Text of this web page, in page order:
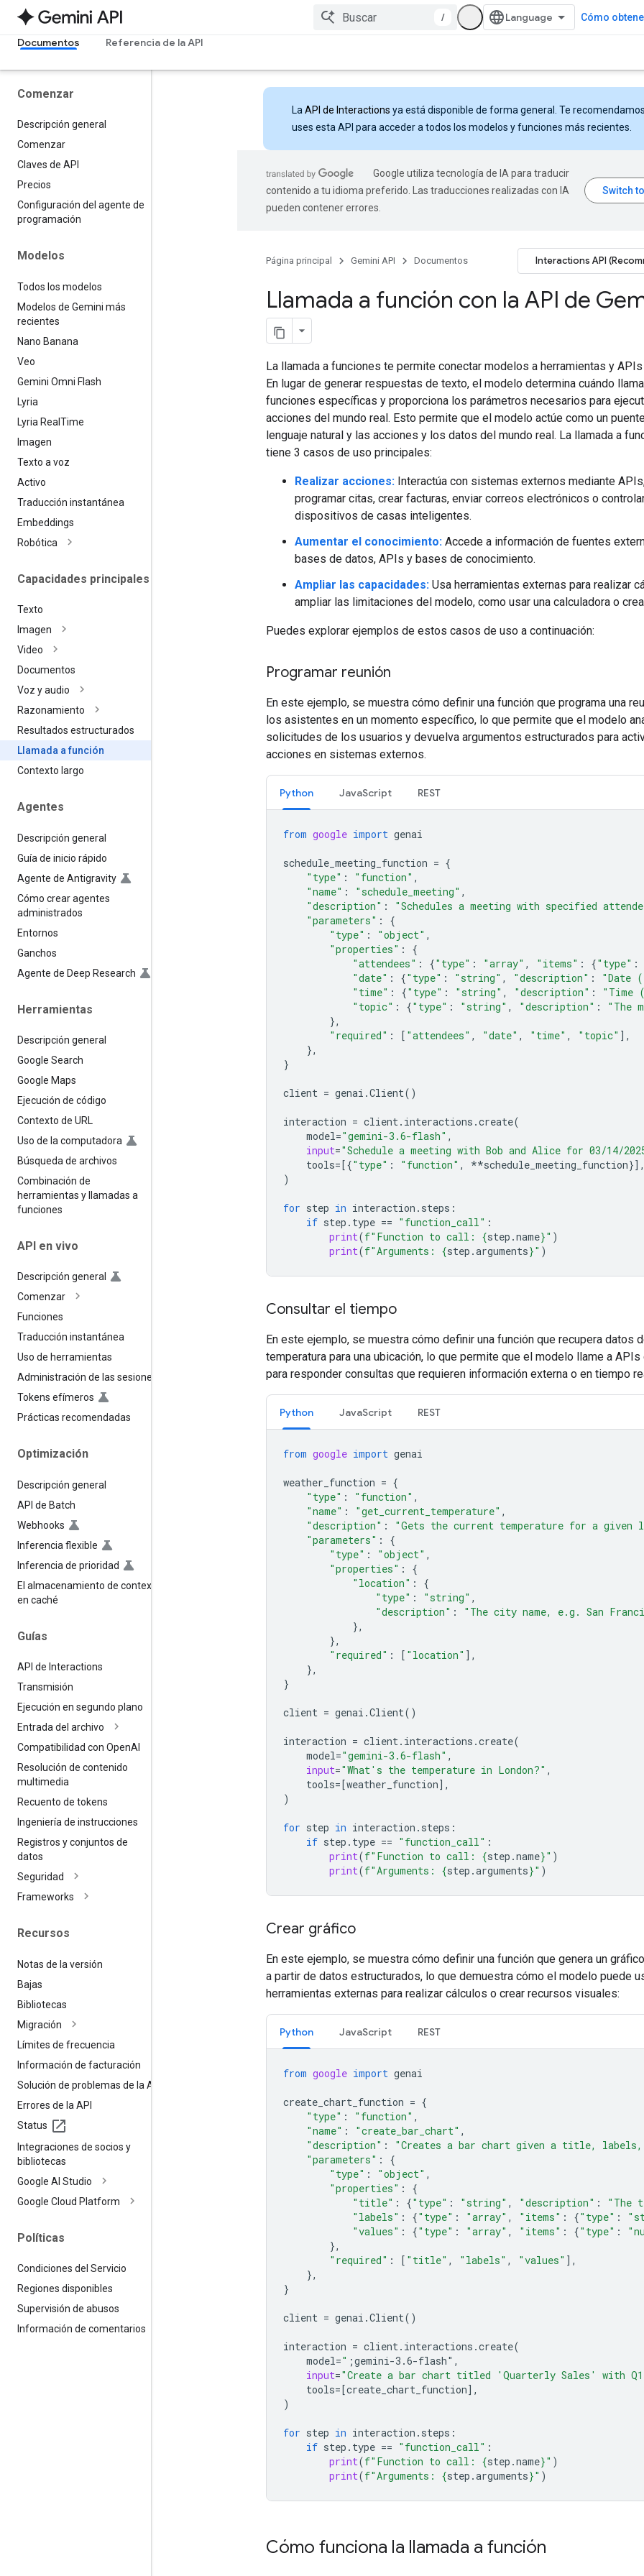
/ Cómo
Documentos Referencia de la API
Comenzar
Descripción general
Comenzar
Claves de API
Precios
Configuración del agente de
programación
Modelos
Todos los modelos
Modelos de Gemini más
recientes
Nano Banana
Veo
Gemini Omni Flash
Lyria
Lyria Real Time
Imagen
Texto a voz
Activo
Traducción instantánea
Embeddings
Robótica
Capacidades principales
Texto
Imagen
Video
Documentos
Voz y audio
Razonamiento
Resultados estructurados
Llamada a función
Contexto largo
Agentes
Descripción general
Guía de inicio rápido
Agente de Antigravity
Cómo crear agentes
administrados
Entornos
Ganchos
Agente de Deep Research
Herramientas
Descripción general
Google Search
Google Maps
Ejecución de código
Contexto de URL
Uso de la computadora
Búsqueda de archivos
Combinación de
herramientas y llamadas a
funciones
API en vivo
Descripción general
Comenzar
Funciones
Traducción instantánea
Uso de herramientas
Administración de las sesiones
Tokens efímeros
Prácticas recomendadas
Optimización
Descripción general
API de Batch
Webhooks
Inferencia flexible
Inferencia de prioridad
El almacenamiento de contexto
en caché
Guías
API de Interactions
Transmisión
Ejecución en segundo plano
Entrada del archivo
Compatibilidad con OpenAI
Resolución de contenido
multimedia
Recuento de tokens
Ingeniería de instrucciones
Registros y conjuntos de
datos
Seguridad
Frameworks
Recursos
Notas de la versión
Bajas
Bibliotecas
Migración
Límites de frecuencia
Información de facturación
Solución de problemas de la API
Errores de la API
Status
Integraciones de socios y
bibliotecas
Google AI Studio
Google Cloud Platform
Políticas
Condiciones del Servicio
Regiones disponibles
Supervisión de abusos
Información de comentarios
La API de Interactions ya está disponible de forma general. Te
uses esta API para acceder a todos los modelos y funciones más recientes.
Google utiliza tecnología de IA para traducir
contenido a tu idioma preferido. Las traducciones realizadas con IA
pueden contener errores.
Página principal Gemini API Documentos Interactions API
Llamada a función con la API de
La llamada a funciones te permite conectar modelos a herramientas y
En lugar de generar respuestas de texto, el modelo determina cuándo
funciones específicas y proporciona los parámetros necesarios para
acciones del mundo real. Esto permite que el modelo actúe como un
lenguaje natural y las acciones y los datos del mundo real. La llamada a
tiene 3 casos de uso principales:
Realizar acciones: Interactúa con sistemas externos mediante
programar citas, crear facturas, enviar correos electrónicos o
dispositivos de casas inteligentes.
Aumentar el conocimiento: Accede a información de fuentes
bases de datos, APIs y bases de conocimiento.
Ampliar las capacidades: Usa herramientas externas para realizar
ampliar las limitaciones del modelo, como usar una calculadora o
Puedes explorar ejemplos de estos casos de uso a continuación:
Programar reunión
En este ejemplo, se muestra cómo definir una función que programa una
los asistentes en un momento específico, lo que permite que el modelo
solicitudes de los usuarios y devuelva argumentos estructurados para
acciones en sistemas externos.
Python JavaScript REST
from google import genai
schedule_meeting_function = {
"type" : "function" ,
"name" : "schedule_meeting" ,
"description" : "Schedules a meeting with specified
"parameters" :
{
"type" : "object" ,
"properties" :
{
"attendees" : {"type" : "array" , "items" : {"type" :
"date" : {"type" : "string" , "description" : "Date
"time" : {"type" : "string" , "description" : "Time
"topic" : {"type" : "string" , "description" : "The
},
"required" : [ "attendees" , "date" , "time" , "topic" ],
},
}
client = genai .Client()
interaction = client. interactions .create(
model="gemini-3.6-flash" ,
input="Schedule a meeting with Bob and Alice for 03/14/
tools=[{"type" : "function" , **schedule_meeting_function}],
)
for step in interaction . steps :
if step . type == "function_call" :
print(f"Function to call: {step .name}" )
print(f"Arguments: {step .arguments}" )
Consultar el tiempo
En este ejemplo, se muestra cómo definir una función que recupera datos
temperatura para una ubicación, lo que permite que el modelo llame a APIs
para responder consultas que requieren información externa o en tiempo
Python JavaScript REST
from google import genai
weather_function = {
"type" : "function" ,
"name" : "get_current_temperature" ,
"description" : "Gets the current temperature for a given
"parameters" :
{
"type" : "object" ,
"properties" :
{
"location" :
{
"type" : "string" ,
"description" : "The city name, e.g. San
},
},
"required" : [ "location" ],
},
}
client = genai .Client()
interaction = client. interactions .create(
model="gemini-3.6-flash" ,
input="What's the temperature in London?" ,
tools=[weather_function],
)
for step in interaction . steps :
if step . type == "function_call" :
print(f"Function to call: {step .name}" )
print(f"Arguments: {step .arguments}" )
Crear gráfico
En este ejemplo, se muestra cómo definir una función que genera un
a partir de datos estructurados, lo que demuestra cómo el modelo puede
herramientas externas para realizar cálculos o crear recursos visuales:
Python JavaScript REST
from google import genai
create_chart_function = {
"type" : "function" ,
"name" : "create_bar_chart" ,
"description" : "Creates a bar chart given a title, labels,
"parameters" :
{
"type" : "object" ,
"properties" :
{
"title" : {"type" : "string" , "description" : "The
"labels" : {"type" : "array" , "items" : {"type" :
"values" : {"type" : "array" , "items" : {"type" :
},
"required" : [ "title" , "labels" , "values" ],
},
}
client = genai .Client()
interaction = client. interactions .create(
model=" ;gemini-3.6-flash" ,
input="Create a bar chart titled 'Quarterly Sales' with Q1:
tools=[create_chart_function],
)
for step in interaction . steps :
if step . type == "function_call" :
print(f"Function to call: {step .name}" )
print(f"Arguments: {step .arguments}" )
Cómo funciona la llamada a función